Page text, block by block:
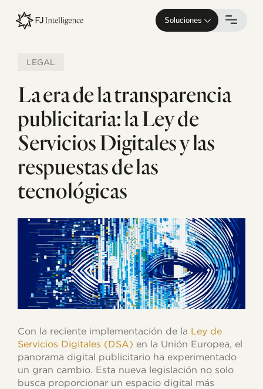
main
Soluciones
LEGAL
La era de la transparencia
publicitaria: la Ley de
Servicios Digitales y las
respuestas de las
tecnológicas
Con la reciente implementación de la Ley de
Servicios Digitales (DSA) en la Unión Europea, el
panorama digital publicitario ha experimentado
un gran cambio. Esta nueva legislación no solo
busca proporcionar un espacio digital más